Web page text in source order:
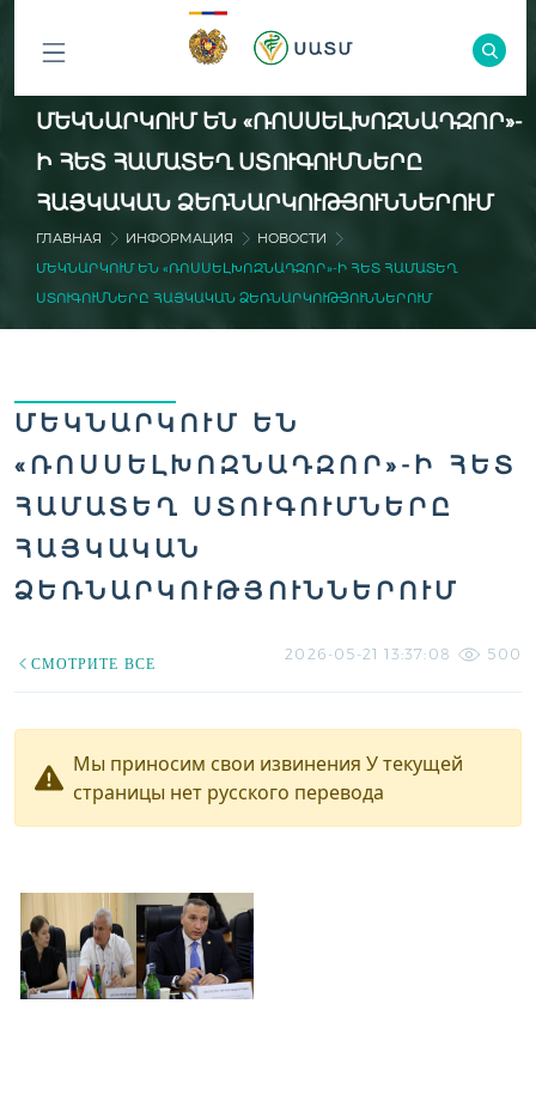
ԲՈԼՈՐ
ԲԱԺԻՆՆԵՐԸ
ՄԵԿՆԱՐԿՈՒՄ ԵՆ «ՌՈՍՍԵԼԽՈԶՆԱԴԶՈՐ»-
Ի ՀԵՏ ՀԱՄԱՏԵՂ ՍՏՈՒԳՈՒՄՆԵՐԸ
ՀԱՅԿԱԿԱՆ ՁԵՌՆԱՐԿՈՒԹՅՈՒՆՆԵՐՈՒՄ
ГЛАВНАЯ ИНФОРМАЦИЯ
НОВОСТИ
ՄԵԿՆԱՐԿՈՒՄ ԵՆ «ՌՈՍՍԵԼԽՈԶՆԱԴԶՈՐ»-Ի ՀԵՏ ՀԱՄԱՏԵՂ
ՍՏՈՒԳՈՒՄՆԵՐԸ ՀԱՅԿԱԿԱՆ ՁԵՌՆԱՐԿՈՒԹՅՈՒՆՆԵՐՈՒՄ
ՄԵԿՆԱՐԿՈՒՄ ԵՆ
«ՌՈՍՍԵԼԽՈԶՆԱԴԶՈՐ»-Ի ՀԵՏ
ՀԱՄԱՏԵՂ ՍՏՈՒԳՈՒՄՆԵՐԸ
ՀԱՅԿԱԿԱՆ
ՁԵՌՆԱՐԿՈՒԹՅՈՒՆՆԵՐՈՒՄ
СМОТРИТЕ ВСЕ
2026-05-21 13:37:08 500
Мы приносим свои извинения У текущей
страницы нет русского перевода